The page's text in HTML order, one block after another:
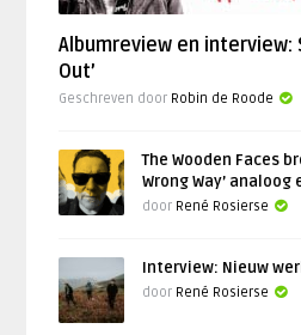
Albumreview en interview:
Out’
Geschreven door Robin de Roode
The Wooden Faces
Wrong Way’
door René Rosierse
Interview: Nieuw
door René Rosierse